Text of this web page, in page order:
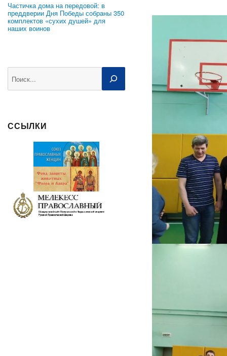
Частичка дома на передовой: в
преддверии Дня Победы собраны 350
комплектов «сухих душей» для
наших воинов
ССЫЛКИ